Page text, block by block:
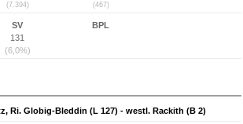
(7.394) (467)
SV
131
(6,0%)
BPL
Ri. Globig-Bleddin (L 127) - westl. Rackith (B 2)